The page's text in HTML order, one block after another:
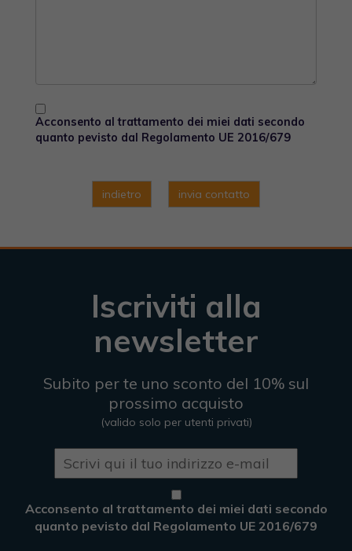
Acconsento al trattamento dei miei dati secondo
quanto pevisto dal Regolamento UE 2016/679
indietro invia contatto
Iscriviti alla
newsletter
Subito per te uno sconto del 10% sul
prossimo acquisto
(valido solo per utenti privati)
Acconsento al trattamento dei miei dati secondo
quanto pevisto dal Regolamento UE 2016/679